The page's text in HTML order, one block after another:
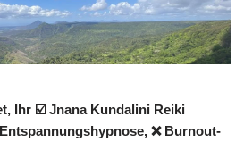
Ihr ☑️ Jnana Kundalini Reiki
❌ Burnout-